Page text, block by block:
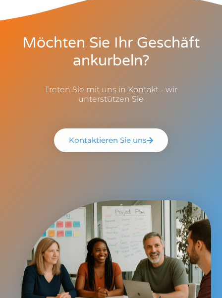
Möchten Sie Ihr Geschäft
ankurbeln?
Treten Sie mit uns in Kontakt - wir
unterstützen Sie
Kontaktieren Sie uns